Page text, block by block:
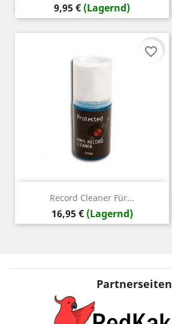
Preis
9,95 € (Lagernd)
Record Cleaner Für...
Preis
16,95 € (Lagernd)
favorite_border
Partnerseiten